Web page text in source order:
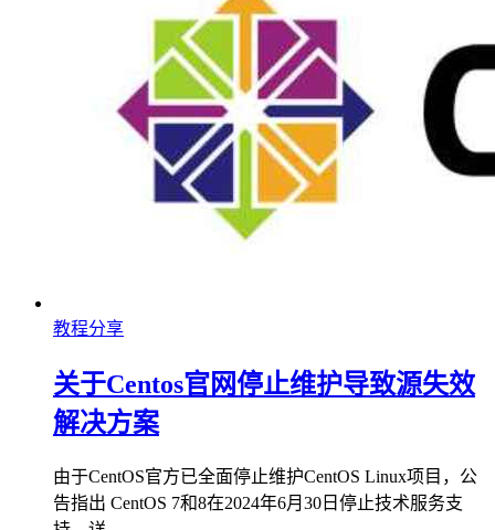
教程分享
关于Centos官网停止维护导致源失效
解决方案
由于CentOS官方已全面停止维护CentOS Linux项目，公
告指出 CentOS 7和8在2024年6月30日停止技术服务支